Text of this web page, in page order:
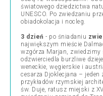
światowego dziedzictwa
UNESCO. Po zwiedzaniu
obiadokolacja i nocleg.
3 dzień - po śniadaniu
największym mieście
wzgórza Marjan, zwiedzimy
odzwierciedla burzliwe
weneckie, węgierskie i
cesarza Djoklecjana –
przykładów rzymskiej
św. Duje, ratusz miejski z